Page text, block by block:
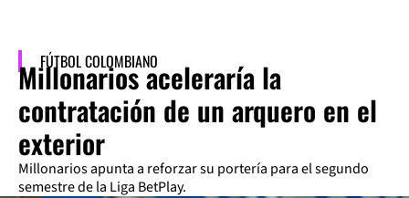
FÚTBOL COLOMBIANO
Millonarios aceleraría la
contratación de un arquero en el
exterior
Millonarios apunta a reforzar su portería para el segundo
semestre de la Liga BetPlay.